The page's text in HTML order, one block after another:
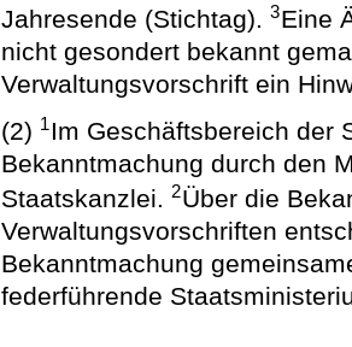
Jahresende (Stichtag).3Eine
nicht gesondert bekannt
Verwaltungsvorschrift ein
(2) 1 Im Geschäftsbereich der
Bekanntmachung durch den
Staatskanzlei.2Über die
Verwaltungsvorschriften
Bekanntmachung
federführende